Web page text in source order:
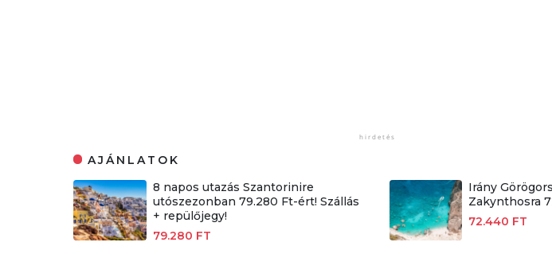
AJÁNLATOK
8 napos utazás Szantorinire
utószezonban 79.280 Ft-ért! Szállás
+ repülőjegy!
79.280 FT
Irány
Zakynthosra
72.440 FT